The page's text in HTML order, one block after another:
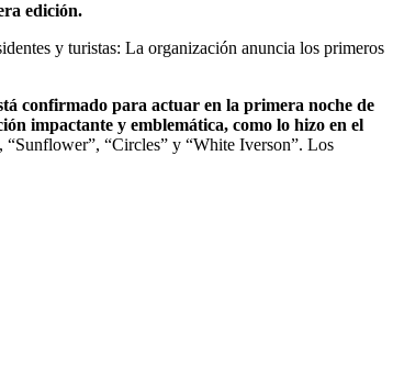
edición.
y turistas: La organización anuncia los primeros
confirmado para actuar en la primera noche de
impactante y emblemática, como lo hizo en el
“Sunflower”, “Circles” y “White Iverson”. Los